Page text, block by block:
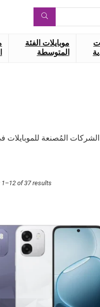
موبايلات الفئة
المتوسطة
المُصنعة للموبايلات
1–12 of 37 results